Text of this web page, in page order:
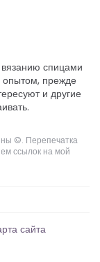
спицами
опытом, прежде
и другие
©. Перепечатка
ссылок на мой
сайта